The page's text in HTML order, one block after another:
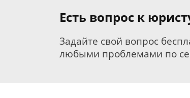
Есть вопрос к
Задайте свой вопрос
любыми проблемами по